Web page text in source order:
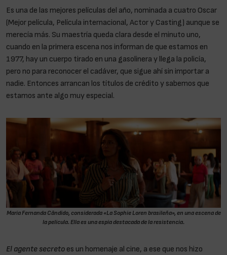
Es una de las mejores películas del año, nominada a cuatro Oscar
(Mejor película, Película internacional, Actor y Casting) aunque se
merecía más. Su maestría queda clara desde el minuto uno,
cuando en la primera escena nos informan de que estamos en
1977, hay un cuerpo tirado en una gasolinera y llega la policía,
pero no para reconocer el cadáver, que sigue ahí sin importar a
nadie. Entonces arrancan los títulos de crédito y sabemos que
estamos ante algo muy especial.
Maria Fernanda Cândido, considerada «La Sophie Loren brasileña», en una escena de
la película. Ella es una espía destacada de la resistencia.
El agente secreto es un homenaje al cine, a ese que nos hizo